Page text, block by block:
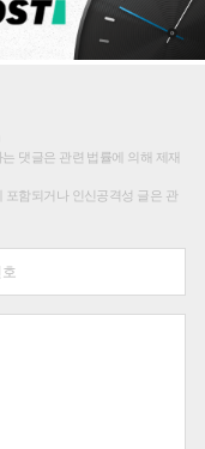
댓글은 관련 법률에 의해 제재
포함되거나 인신공격성 글은 관